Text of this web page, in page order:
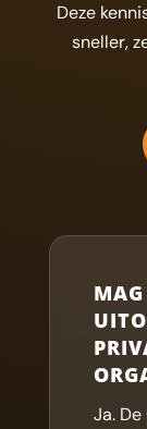
Deze
sneller,
Ja.